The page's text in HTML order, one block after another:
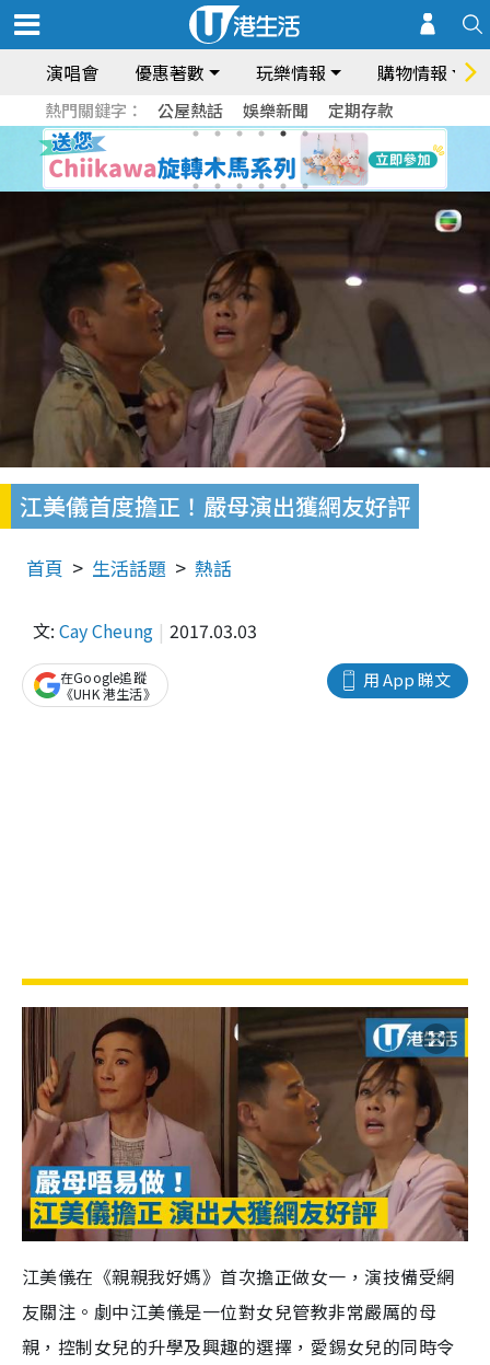
演唱會 優惠著數 玩樂情報 購物情報
熱門關鍵字： 公屋熱話 娛樂新聞 定期存款
江美儀首度擔正！嚴母演出獲網友好評
首頁 生活話題 熱話
文: Cay Cheung 2017.03.03
用 App 睇文
在Google追蹤
《UHK 港生活》
江美儀在《親親我好媽》首次擔正做女一，演技備受網
友關注。劇中江美儀是一位對女兒管教非常嚴厲的母
親，控制女兒的升學及興趣的選擇，愛錫女兒的同時令